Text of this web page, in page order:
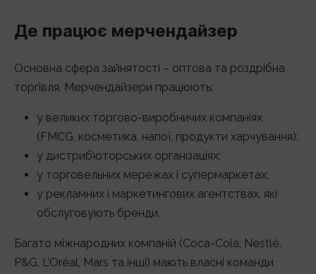
Де працює мерчендайзер
Основна сфера зайнятості – оптова та роздрібна
торгівля. Мерчендайзери працюють:
у великих торгово-виробничих компаніях
(FMCG, косметика, напої, продукти харчування);
у дистриб’юторських організаціях;
у торговельних мережах і супермаркетах;
у рекламних і маркетингових агентствах, які
обслуговують бренди.
Багато міжнародних компаній (Coca-Cola, Nestlé,
P&G, L’Oréal, Mars та інші) мають власні команди